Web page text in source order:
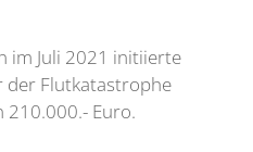
im Juli 2021 initiierte
der Flutkatastrophe
210.000.- Euro.